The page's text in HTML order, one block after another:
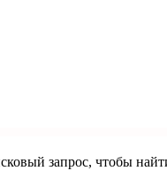
запрос, чтобы